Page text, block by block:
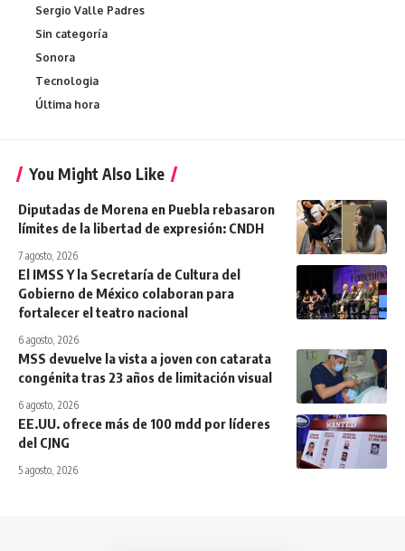
Sergio Valle Padres
Sin categoría
Sonora
Tecnologia
Última hora
You Might Also Like
Diputadas de Morena en Puebla rebasaron
límites de la libertad de expresión: CNDH
7 agosto, 2026
El IMSS Y la Secretaría de Cultura del
Gobierno de México colaboran para
fortalecer el teatro nacional
6 agosto, 2026
MSS devuelve la vista a joven con catarata
congénita tras 23 años de limitación visual
6 agosto, 2026
EE.UU. ofrece más de 100 mdd por líderes
del CJNG
5 agosto, 2026